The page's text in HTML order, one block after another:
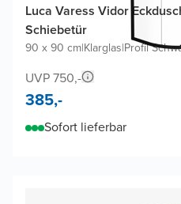
Luca Varess Vidor
Schiebetür
90 x 90 cm|Klarglas|Profil
UVP 750,-
385,-
Sofort lieferbar